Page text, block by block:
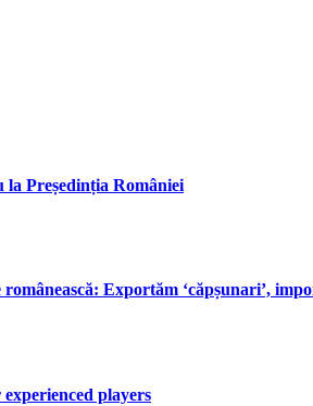
Președinția României
Exportăm ‘căpșunari’,
players